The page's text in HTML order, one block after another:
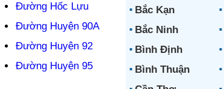
Đường Hốc Lựu
Đường Huyện 90A
Đường Huyện 92
Đường Huyện 95
Bắc Kạn
Bắc Ninh
Bình Định
Bình Thuận